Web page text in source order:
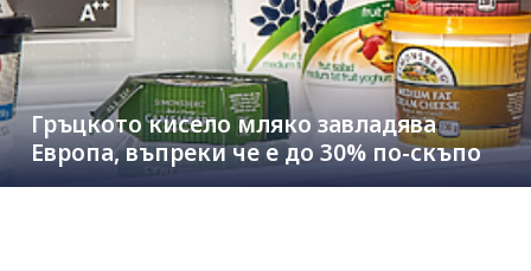
Гръцкото кисело мляко завладява
Европа, въпреки че е до 30% по-скъпо